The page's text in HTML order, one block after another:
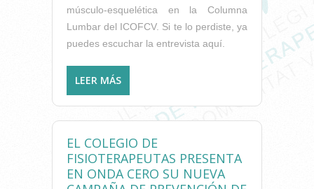
músculo-esquelética en la Columna
Lumbar del ICOFCV. Si te lo perdiste, ya
puedes escuchar la entrevista aquí.
LEER MÁS
FISIOTERAPIA” EN ONDA
CERO CON ENRIQUE LLUCH:
LA LUMBALGIA Y LA JORNADA
INTERNACIONAL DEL ICOFCV
EL COLEGIO DE
FISIOTERAPEUTAS PRESENTA
EN ONDA CERO SU NUEVA